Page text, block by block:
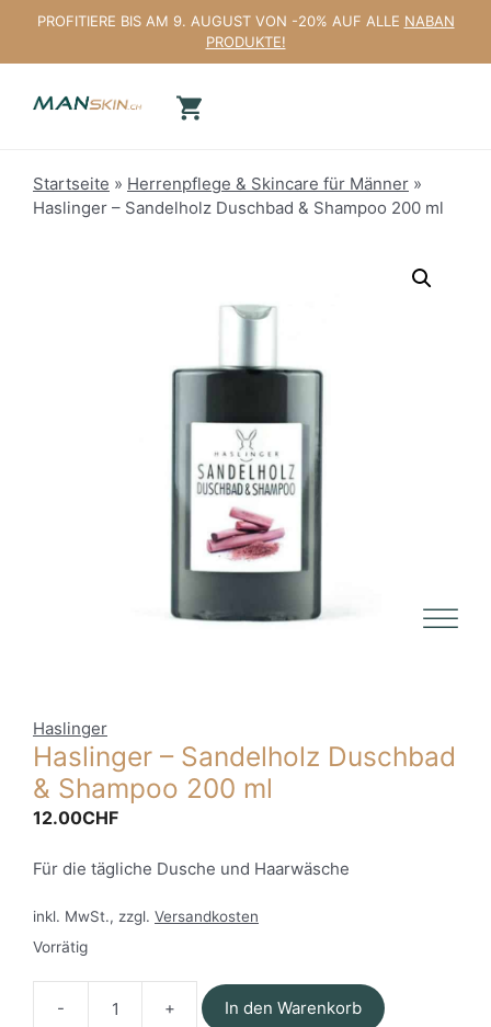
springen
PROFITIERE BIS AM 9. AUGUST VON -20% AUF ALLE NABAN
PRODUKTE!
Startseite » Herrenpflege & Skincare für Männer »
Haslinger – Sandelholz Duschbad & Shampoo 200 ml
Haslinger
Haslinger – Sandelholz Duschbad
& Shampoo 200 ml
12.00CHF
Für die tägliche Dusche und Haarwäsche
inkl. MwSt., zzgl. Versandkosten
Vorrätig
Haslinger
In den Warenkorb